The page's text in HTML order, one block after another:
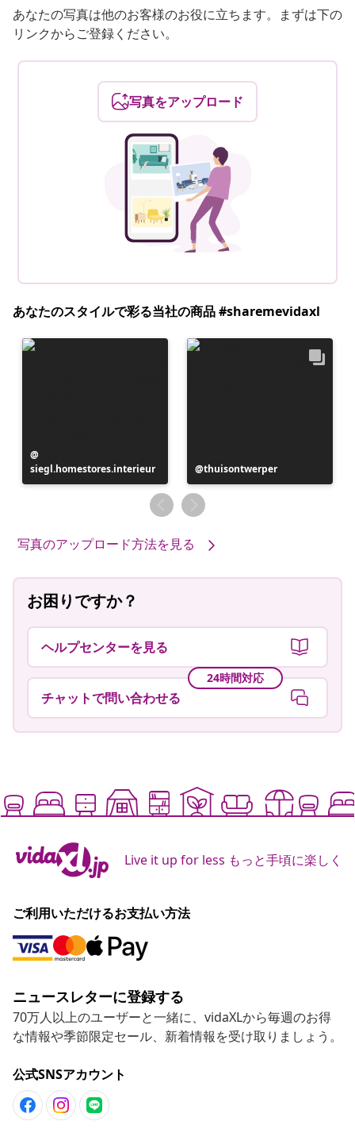
あなたの写真は他のお客様のお役に立ちます。まずは下の
リンクからご登録ください。
写真をアップロード
あなたのスタイルで彩る当社の商品 #sharemevidaxl
稿
者
siegl.homestores.interieur
投
稿
者
thuisontwerper
写真のアップロード方法を見る
お困りですか？
ヘルプセンターを見る
24時間対応
チャットで問い合わせる
Live it up for less もっと手頃に楽しく
ご利用いただけるお支払い方法
ニュースレターに登録する
70万人以上のユーザーと一緒に、vidaXLから毎週のお得
な情報や季節限定セール、新着情報を受け取りましょう。
公式SNSアカウント